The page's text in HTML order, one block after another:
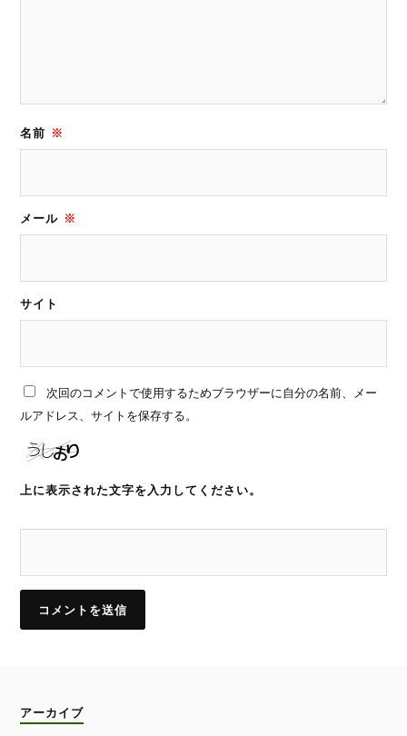
名前 ※
メール ※
サイト
次回のコメントで使用するためブラウザーに自分の名前、メー
ルアドレス、サイトを保存する。
上に表示された文字を入力してください。
アーカイブ